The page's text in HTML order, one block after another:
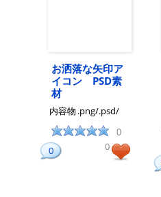
お洒落な矢印ア
イコン PSD素
材
内容物 .png/.psd/
0
0 0